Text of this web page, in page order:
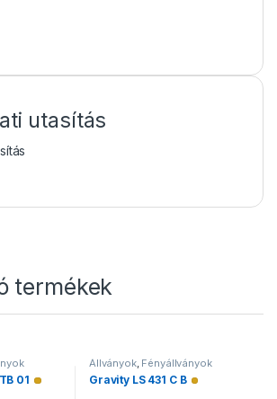
utasítás
termékek
01 Alacsony raktárkészlet
Állványok, Fényállványok
Gravity LS 431 C B Alacsony